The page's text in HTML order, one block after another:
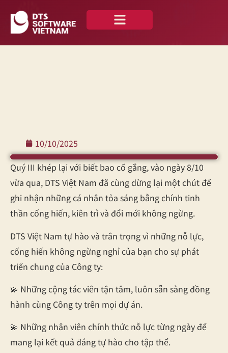
10/10/2025
Quý III khép lại với biết bao cố gắng, vào ngày 8/10
vừa qua, DTS Việt Nam đã cùng dừng lại một chút để
ghi nhận những cá nhân tỏa sáng bằng chính tinh
thần cống hiến, kiên trì và đổi mới không ngừng.
DTS Việt Nam tự hào và trân trọng vì những nỗ lực,
cống hiến không ngừng nghỉ của bạn cho sự phát
triển chung của Công ty:
💫 Những cộng tác viên tận tâm, luôn sẵn sàng đồng
hành cùng Công ty trên mọi dự án.
💫 Những nhân viên chính thức nỗ lực từng ngày để
mang lại kết quả đáng tự hào cho tập thể.